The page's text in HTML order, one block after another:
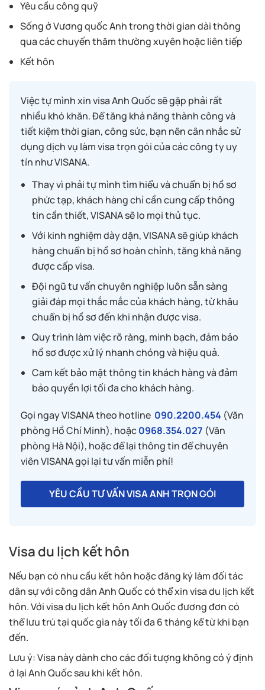
Yêu cầu công quỹ
Sống ở Vương quốc Anh trong thời gian dài thông
qua các chuyến thăm thường xuyên hoặc liên tiếp
Kết hôn
Việc tự mình xin visa Anh Quốc sẽ gặp phải rất
nhiều khó khăn. Để tăng khả năng thành công và
tiết kiệm thời gian, công sức, bạn nên cân nhắc sử
dụng dịch vụ làm visa trọn gói của các công ty uy
tín như VISANA.
Thay vì phải tự mình tìm hiểu và chuẩn bị hồ sơ
phức tạp, khách hàng chỉ cần cung cấp thông
tin cần thiết, VISANA sẽ lo mọi thủ tục.
Với kinh nghiệm dày dặn, VISANA sẽ giúp khách
hàng chuẩn bị hồ sơ hoàn chỉnh, tăng khả năng
được cấp visa.
Đội ngũ tư vấn chuyên nghiệp luôn sẵn sàng
giải đáp mọi thắc mắc của khách hàng, từ khâu
chuẩn bị hồ sơ đến khi nhận được visa.
Quy trình làm việc rõ ràng, minh bạch, đảm bảo
hồ sơ được xử lý nhanh chóng và hiệu quả.
Cam kết bảo mật thông tin khách hàng và đảm
bảo quyền lợi tối đa cho khách hàng.
Gọi ngay VISANA theo hotline 090.2200.454 (Văn
phòng Hồ Chí Minh), hoặc0968.354.027 (Văn
phòng Hà Nội), hoặc để lại thông tin để chuyên
viên VISANA gọi lại tư vấn miễn phí!
YÊU CẦU TƯ VẤN VISA ANH TRỌN GÓI
Visa du lịch kết hôn
Nếu bạn có nhu cầu kết hôn hoặc đăng ký làm đối tác
dân sự với công dân Anh Quốc có thể xin visa du lịch kết
hôn. Với visa du lịch kết hôn Anh Quốc đương đơn có
thể lưu trú tại quốc gia này tối đa 6 tháng kể từ khi bạn
đến.
Lưu ý: Visa này dành cho các đối tượng không có ý định
ở lại Anh Quốc sau khi kết hôn.